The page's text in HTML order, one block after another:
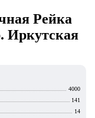
Рейка
4000
141
14